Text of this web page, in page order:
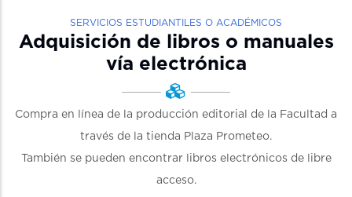
SERVICIOS ESTUDIANTILES O ACADÉMICOS
Adquisición de libros o manuales
vía electrónica
Compra en línea de la producción editorial de la Facultad a
través de la tienda Plaza Prometeo.
También se pueden encontrar libros electrónicos de libre
acceso.